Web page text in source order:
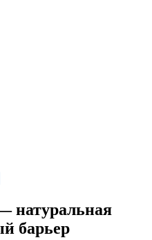
натуральная
барьер